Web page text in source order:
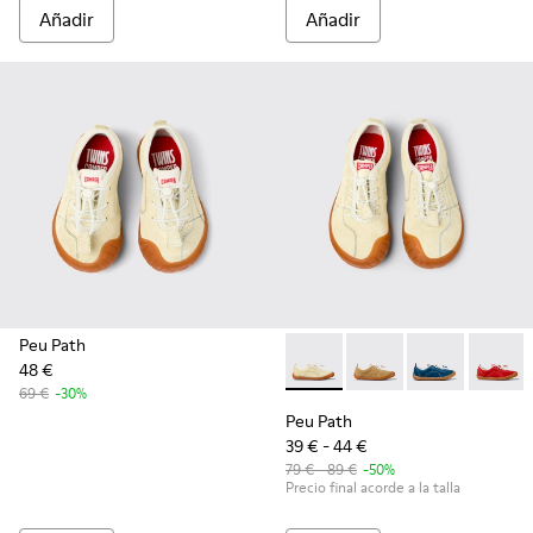
Añadir Añadir
Peu Path
48 €
69 € -30%
Peu Path - K800694-003 -
Peu Path -Peu Path -
Peu
Peu Path
39 € - 44 €
79 € - 89 € -50%
Precio final acorde a la talla